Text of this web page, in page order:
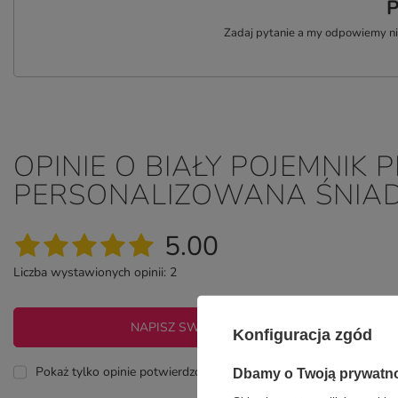
Zadaj pytanie a my odpowiemy
OPINIE O BIAŁY POJEMNIK
PERSONALIZOWANA
5.00
Liczba wystawionych opinii: 2
NAPISZ SWOJĄ OPINIĘ
Pokaż tylko opinie potwierdzone zakupem
Konfiguracja zgód
Dbamy o Twoją